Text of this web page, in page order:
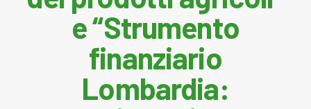
e “Strumento
finanziario
Lombardia: